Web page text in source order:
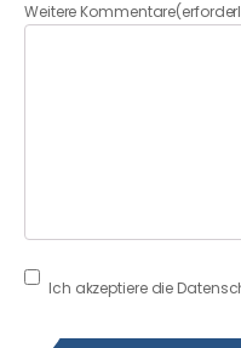
Weitere Kommentare
Consent (erforderlich)
Ich akzeptiere die